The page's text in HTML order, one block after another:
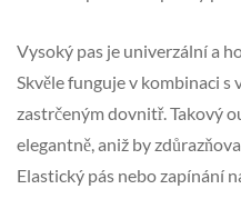
Vysoký pas je univerzální a
Skvěle funguje v kombinaci
zastrčeným dovnitř. Takový
elegantně, aniž by
Elastický pás nebo zapínání